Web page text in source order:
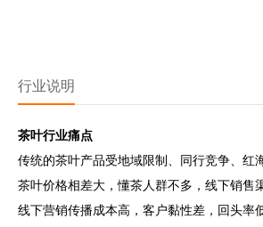
行业说明
茶叶行业痛点
传统的茶叶产品受地域限制、同行竞争、红
茶叶价格相差大，懂茶人群不多，线下销售
线下营销传播成本高，客户黏性差，回头率低